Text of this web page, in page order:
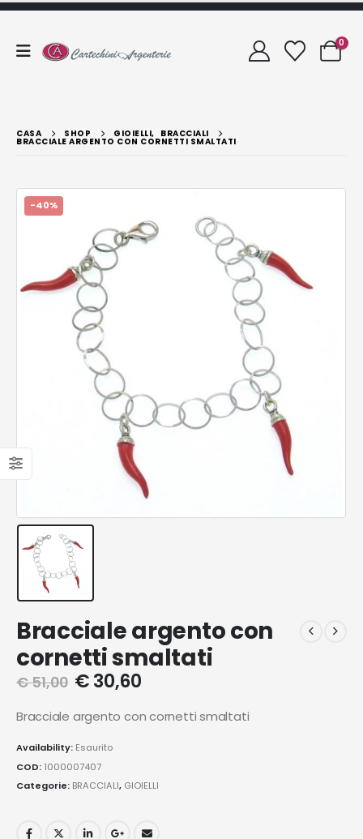
0
CASA SHOP GIOIELLI, BRACCIALI
BRACCIALE ARGENTO CON CORNETTI SMALTATI
-40%
Bracciale argento con
cornetti smaltati
€51,00 €30,60
Bracciale argento con cornetti smaltati
Availability: Esaurito
COD: 1000007407
Categorie: BRACCIALI, GIOIELLI